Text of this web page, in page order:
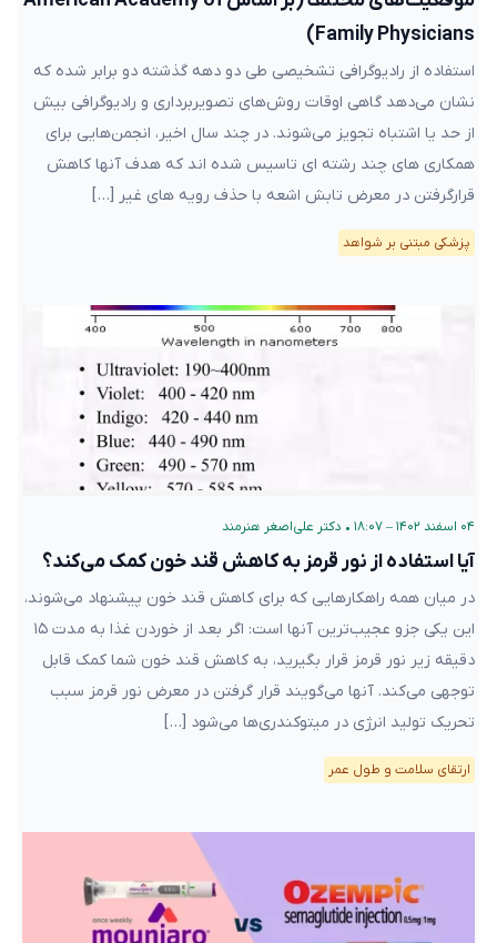
Family Physicians)
استفاده از رادیوگرافی تشخیصی طی دو دهه گذشته دو برابر شده که
نشان می‌دهد گاهی اوقات روش‌های تصویربرداری و رادیوگرافی بیش
از حد یا اشتباه تجویز می‌شوند. در چند سال اخیر، انجمن‌هایی برای
همکاری های چند رشته ای تاسیس شده اند که هدف آنها کاهش
قرارگرفتن در معرض تابش اشعه با حذف رویه های غیر […]
پزشکی مبتنی بر شواهد
۰۴ اسفند ۱۴۰۲ – ۱۸:۰۷ • دکتر علی‌اصغر هنرمند
آیا استفاده از نور قرمز به کاهش قند خون کمک می‌کند؟
در میان همه راهکارهایی که برای کاهش قند خون پیشنهاد می‌شوند،
این یکی جزو عجیب‌ترین آنها است: اگر بعد از خوردن غذا به مدت ۱۵
دقیقه زیر نور قرمز قرار بگیرید، به کاهش قند خون شما کمک قابل
توجهی می‌کند. آنها می‌گویند قرار گرفتن در معرض نور قرمز سبب
تحریک تولید انرژی در میتوکندری‌ها می‌شود […]
ارتقای سلامت و طول عمر